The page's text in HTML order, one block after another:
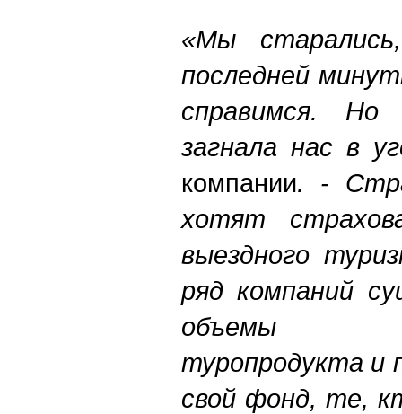
«Мы
последней
справимся. Но
загнала нас в
компании. -
хотят
выездного
ряд компаний
объемы
туропродукта и
свой фонд, те,